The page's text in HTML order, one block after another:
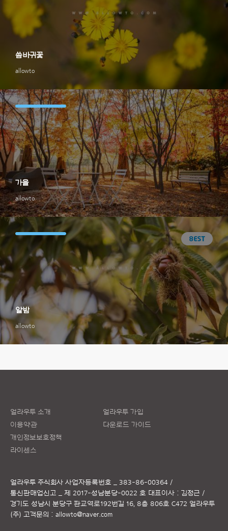
allowto
씀바귀꽃
allowto
가을
allowto
알밤
얼라우투 소개
이용약관
개인정보보호정책
라이센스
얼라우투 가입
다운로드 가이드
얼라우투 주식회사 사업자등록번호 _ 383-86-00364 /
통신판매업신고 _ 제 2017-성남분당-0022 호 대표이사 : 김정근 /
경기도 성남시 분당구 판교역로192번길 16, 8층 806호 C472 얼라우투
(주) 고객문의 : allowto@naver.com